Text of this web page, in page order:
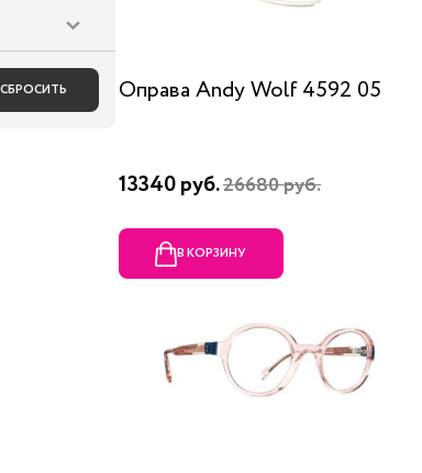
Оправа Andy Wolf 4592 05
13340 руб.26680 руб.
В КОРЗИНУ